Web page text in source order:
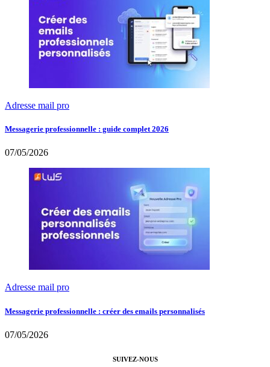
Adresse mail pro
Messagerie professionnelle : guide complet 2026
07/05/2026
Adresse mail pro
Messagerie professionnelle : créer des emails personnalisés
07/05/2026
SUIVEZ-NOUS